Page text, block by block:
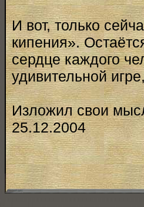
И вот, только
кипения».
сердце каждого
удивительной
Изложил свои
25.12.2004